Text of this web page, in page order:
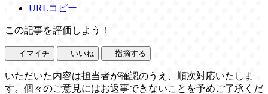
URLコピー
この記事を評価しよう！
イマイチ いいね 指摘する
いただいた内容は担当者が確認のうえ、順次対応いたしま
す。個々のご意見にはお返事できないことを予めご了承くだ